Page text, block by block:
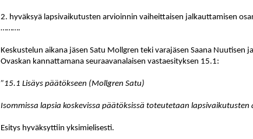
2. hyväksyä lapsivaikutusten arvioinnin vaiheittaisen jalkauttamisen
……….
Keskustelun aikana jäsen Satu Mollgren teki varajäsen Saana Nuutisen
Ovaskan kannattamana seuraavanalaisen vastaesityksen 15.1:
”15.1 Lisäys päätökseen (Mollgren Satu)
Isommissa lapsia koskevissa päätöksissä toteutetaan
Esitys hyväksyttiin yksimielisesti.